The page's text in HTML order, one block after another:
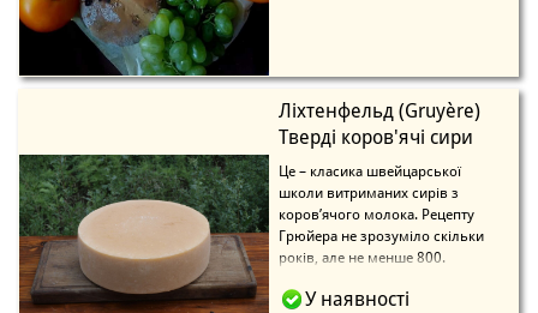
Ліхтенфельд (Gruyère)
Тверді коров'ячі сири
Це – класика швейцарської
школи витриманих сирів з
коров’ячого молока. Рецепту
Грюйера не зрозуміло скільки
років, але не менше 800.
У наявності